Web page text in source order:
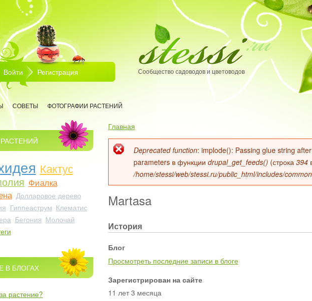
Войти Регистрация Сообщество садоводов и цветоводов
СОВЕТЫ ФОТОГРАФИИ РАСТЕНИЙ
Кактус
Фиалка
Долларовое дерево
Гиппеаструм Клематис
Бегония Молочай
В БЛОГАХ
растение?
Вы здесь
Главная
Сообщение об ошибке
Deprecated function: implode(): Passing glue string
parameters в функции drupal_get_feeds() (строка 394
/home/stessi/web/stessi.ru/public_html/includes/
Martasa
История
Блог
Просмотреть последние записи в блоге
Зарегистрирован на сайте
11 лет 3 месяца